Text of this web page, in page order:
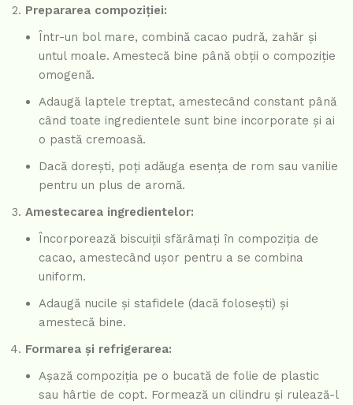
Prepararea compoziției:
Într-un bol mare, combină cacao pudră, zahăr și
untul moale. Amestecă bine până obții o compoziție
omogenă.
Adaugă laptele treptat, amestecând constant până
când toate ingredientele sunt bine incorporate și ai
o pastă cremoasă.
Dacă dorești, poți adăuga esența de rom sau vanilie
pentru un plus de aromă.
Amestecarea ingredientelor:
Încorporează biscuiții sfărâmați în compoziția de
cacao, amestecând ușor pentru a se combina
uniform.
Adaugă nucile și stafidele (dacă folosești) și
amestecă bine.
Formarea și refrigerarea:
Așază compoziția pe o bucată de folie de plastic
sau hârtie de copt. Formează un cilindru și rulează-l